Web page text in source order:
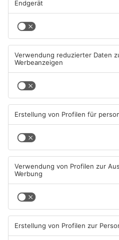
Mehr aus Kreis
Aschaffenburg
Goldbach kürt seine besten
Arschbomben-Springer
08.08.2026, 15:55 UHR IN KREIS
ASCHAFFENBURG